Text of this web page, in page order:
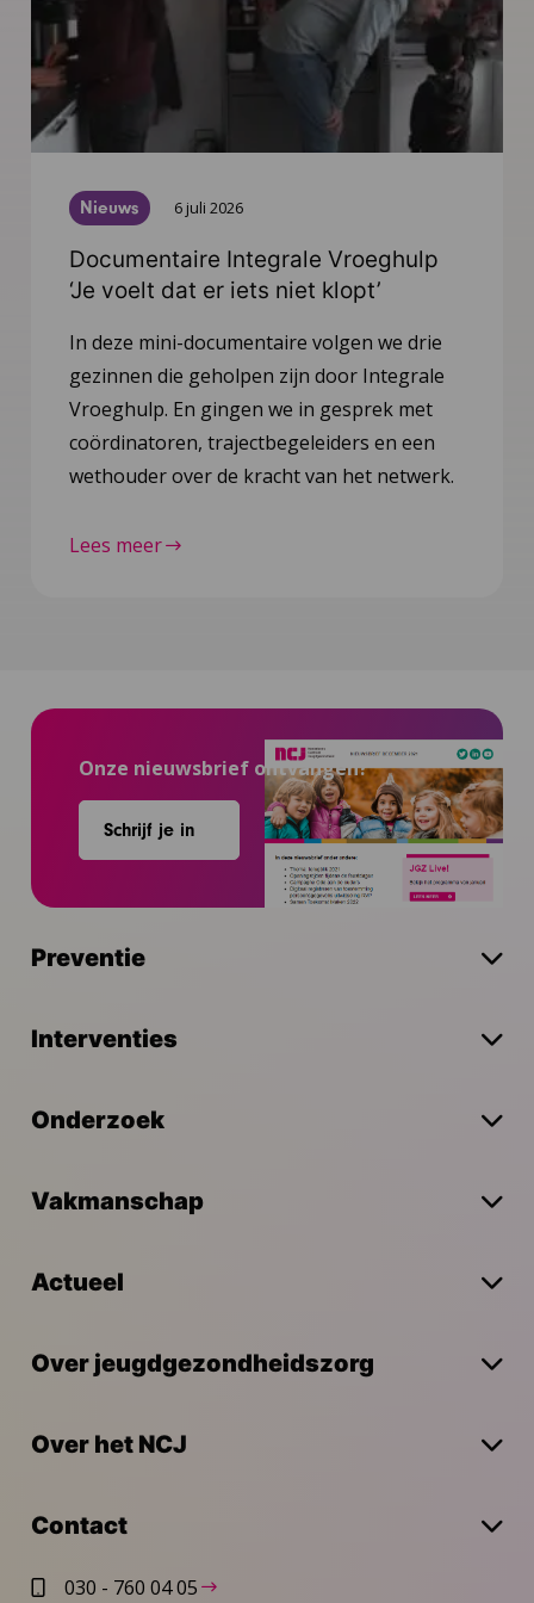
Nieuws 6 juli 2026
Documentaire Integrale Vroeghulp
‘Je voelt dat er iets niet klopt’
In deze mini-documentaire volgen we drie
gezinnen die geholpen zijn door Integrale
Vroeghulp. En gingen we in gesprek met
coördinatoren, trajectbegeleiders en een
wethouder over de kracht van het netwerk.
Lees meer
Onze nieuwsbrief ontvangen?
Schrijf je in
Preventie
Interventies
Onderzoek
Vakmanschap
Actueel
Over jeugdgezondheidszorg
Over het NCJ
Contact
030 - 760 04 05